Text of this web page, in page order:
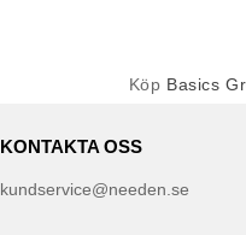
Köp Basics
KONTAKTA OSS
kundservice@needen.se